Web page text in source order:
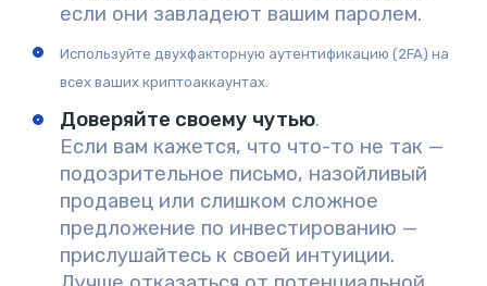
если они завладеют вашим паролем.
Используйте двухфакторную аутентификацию (2FA) на
всех ваших криптоаккаунтах.
Доверяйте своему чутью.
Если вам кажется, что что-то не так —
подозрительное письмо, назойливый
продавец или слишком сложное
предложение по инвестированию —
прислушайтесь к своей интуиции.